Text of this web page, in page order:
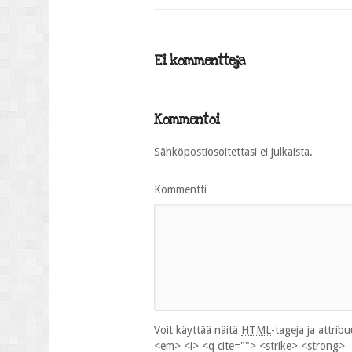
Ei kommentteja
Kommentoi
Sähköpostiosoitettasi ei julkaista.
Kommentti
Voit käyttää näitä HTML-tageja ja
<em> <i> <q cite=""> <strike> <strong>